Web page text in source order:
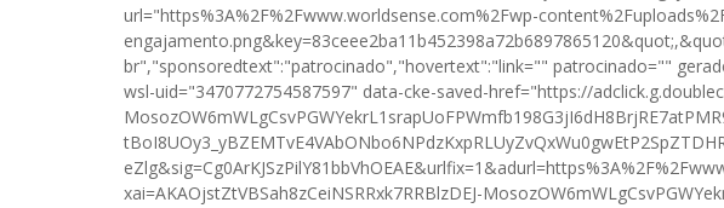
url="https%3A%2F%2Fwww.worldsense.com%2Fwp-
br","sponsoredtext":"patrocinado","hovertext":"link="" patrocinado=""
wsl-uid="3470772754587597" data-cke-saved-href="https://
xai=AKAOjstZtVBSah8zCeiNSRRxk7RRBlzDEJ-